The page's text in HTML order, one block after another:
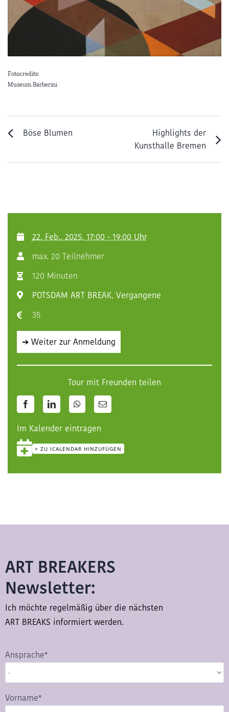
Fotocredits:
Museum Barberini
Böse Blumen
Highlights der
Kunsthalle Bremen
22. Feb.. 2025, 17:00 - 19:00 Uhr
max. 20 Teilnehmer
120 Minuten
POTSDAM ART BREAK, Vergangene
35
➔ Weiter zur Anmeldung
Tour mit Freunden teilen
FacebookLinkedInWhatsApp
E-
Mail
Im Kalender eintragen
+ ZU ICALENDAR HINZUFÜGEN
ART BREAKERS
Newsletter:
Ich möchte regelmäßig über die nächsten
ART BREAKS informiert werden.
Ansprache*
Vorname*